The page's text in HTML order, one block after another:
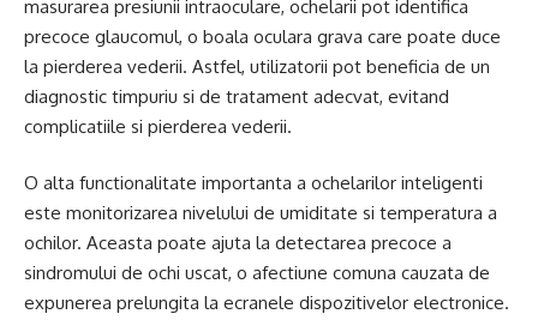
masurarea presiunii intraoculare, ochelarii pot identifica
precoce glaucomul, o boala oculara grava care poate duce
la pierderea vederii. Astfel, utilizatorii pot beneficia de un
diagnostic timpuriu si de tratament adecvat, evitand
complicatiile si pierderea vederii.
O alta functionalitate importanta a ochelarilor inteligenti
este monitorizarea nivelului de umiditate si temperatura a
ochilor. Aceasta poate ajuta la detectarea precoce a
sindromului de ochi uscat, o afectiune comuna cauzata de
expunerea prelungita la ecranele dispozitivelor electronice.